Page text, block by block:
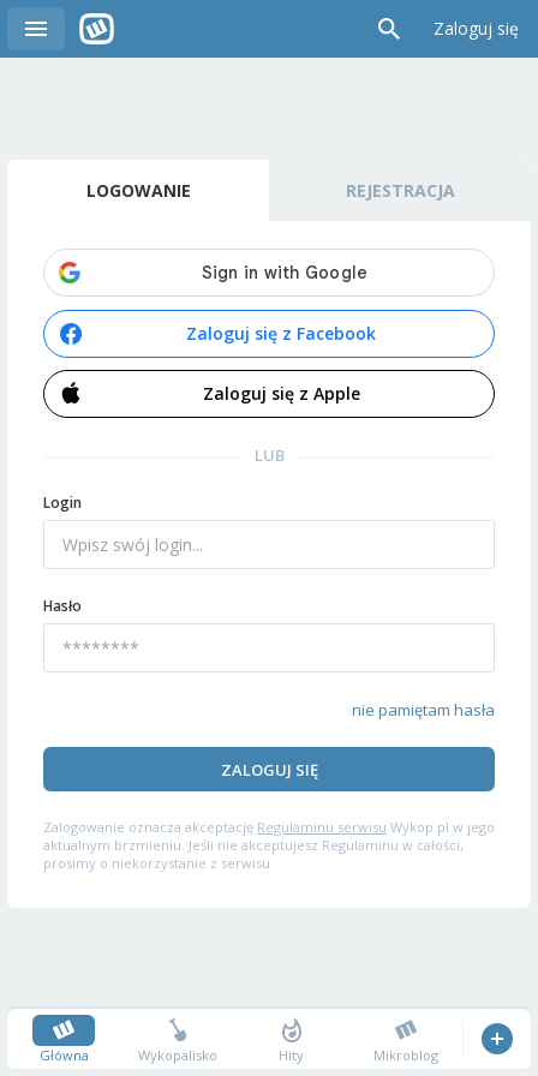
Zaloguj się
LOGOWANIE REJESTRACJA
Zaloguj się z Facebook
Zaloguj się z Apple
LUB
Login
Hasło
nie pamiętam hasła
ZALOGUJ SIĘ
Zalogowanie oznacza akceptację Regulaminu serwisu Wykop.pl w jego
aktualnym brzmieniu. Jeśli nie akceptujesz Regulaminu w całości,
prosimy o niekorzystanie z serwisu.
Główna Wykopalisko Hity Mikroblog